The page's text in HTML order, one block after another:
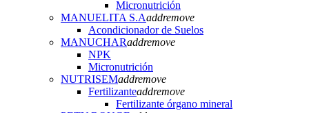
Micronutrición
MANUELITA S.Aaddremove
Acondicionador de Suelos
MANUCHARaddremove
NPK
Micronutrición
NUTRISEMaddremove
Fertilizanteaddremove
Fertilizante órgano mineral